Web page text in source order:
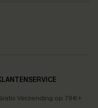
Verzending op 79€+